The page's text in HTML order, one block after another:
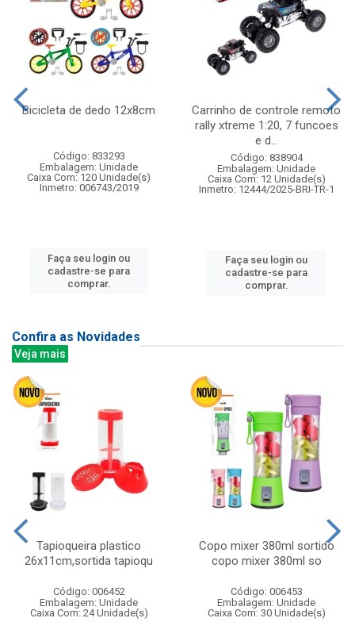
Bicicleta de dedo 12x8cm
Código: 833293
Embalagem: Unidade
Caixa Com: 120 Unidade(s)
Inmetro: 006743/2019
Faça seu login ou
cadastre-se para
comprar.
Carrinho de controle remoto
rally xtreme 1:20, 7 funcoes
e d...
Código: 838904
Embalagem: Unidade
Caixa Com: 12 Unidade(s)
Inmetro: 12444/2025-BRI-TR-1
Faça seu login ou
cadastre-se para
comprar.
Confira as Novidades
Veja mais
Tapioqueira plastico
26x11cm,sortida tapioqu
Código: 006452
Embalagem: Unidade
Caixa Com: 24 Unidade(s)
Copo mixer 380ml sortido
copo mixer 380ml so
Código: 006453
Embalagem: Unidade
Caixa Com: 30 Unidade(s)